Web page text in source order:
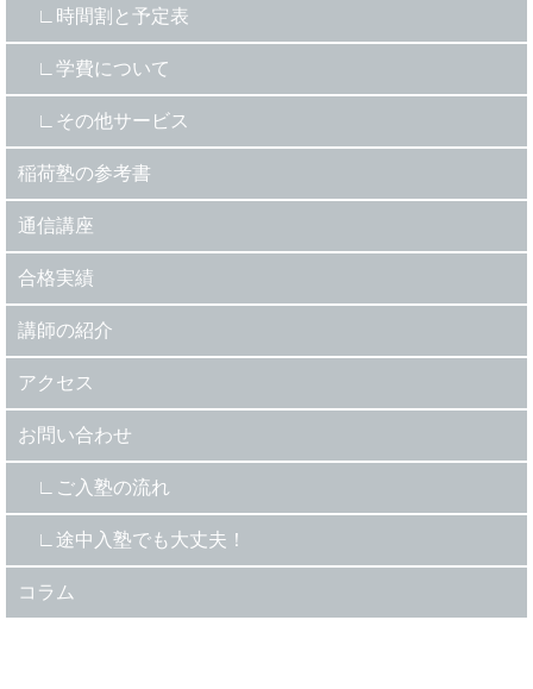
時間割と予定表
学費について
その他サービス
稲荷塾の参考書
通信講座
合格実績
講師の紹介
アクセス
お問い合わせ
ご入塾の流れ
途中入塾でも大丈夫！
コラム